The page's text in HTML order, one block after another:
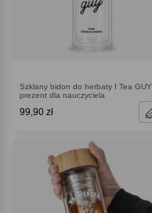
Szklany bidon do herbaty I Tea GUY
prezent dla nauczyciela
99,90 zł